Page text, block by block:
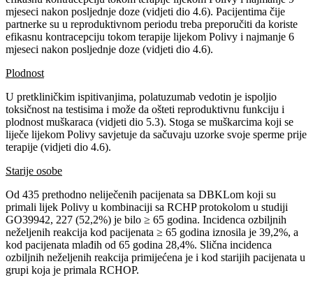
mjeseci nakon posljednje doze (vidjeti dio 4.6). Pacijentima čije
partnerke su u reproduktivnom periodu treba preporučiti da koriste
efikasnu kontracepciju tokom terapije lijekom Polivy i najmanje 6
mjeseci nakon posljednje doze (vidjeti dio 4.6).
Plodnost
U pretkliničkim ispitivanjima, polatuzumab vedotin je ispoljio
toksičnost na testisima i može da ošteti reproduktivnu funkciju i
plodnost muškaraca (vidjeti dio 5.3). Stoga se muškarcima koji se
liječe lijekom Polivy savjetuje da sačuvaju uzorke svoje sperme prije
terapije (vidjeti dio 4.6).
Starije osobe
Od 435 prethodno neliječenih pacijenata sa DBKLom koji su
primali lijek Polivy u kombinaciji sa RCHP protokolom u studiji
GO39942, 227 (52,2%) je bilo ≥ 65 godina. Incidenca ozbiljnih
neželjenih reakcija kod pacijenata ≥ 65 godina iznosila je 39,2%, a
kod pacijenata mlađih od 65 godina 28,4%. Slična incidenca
ozbiljnih neželjenih reakcija primijećena je i kod starijih pacijenata u
grupi koja je primala RCHOP.